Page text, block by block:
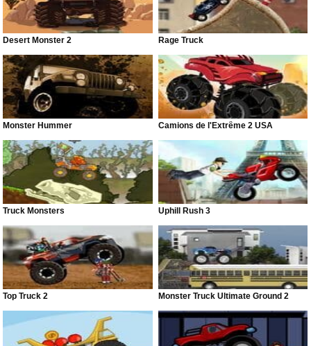
Desert Monster 2 Rage Truck
Monster Hummer Camions de l'Extrême 2 USA
Truck Monsters Uphill Rush 3
Top Truck 2 Monster Truck Ultimate Ground 2